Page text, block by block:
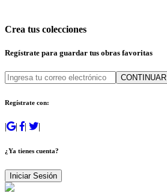
Crea tus colecciones
Regístrate para guardar tus obras favoritas
CONTINUAR
Regístrate con:
| | | |
¿Ya tienes cuenta?
Iniciar Sesión